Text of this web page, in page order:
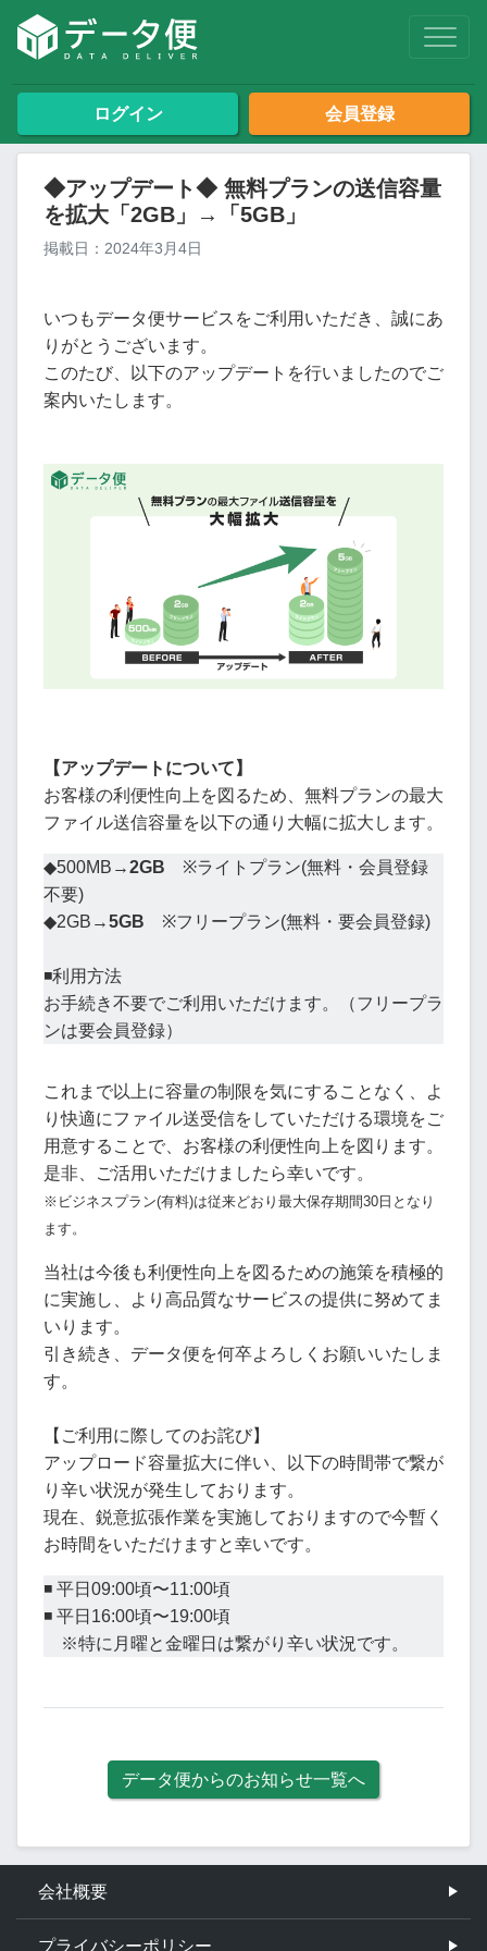
ログイン 会員登録
◆アップデート◆ 無料プランの送信容量
を拡大「2GB」→「5GB」
掲載日：2024年3月4日
いつもデータ便サービスをご利用いただき、誠にあ
りがとうございます。
このたび、以下のアップデートを行いましたのでご
案内いたします。
【アップデートについて】
お客様の利便性向上を図るため、無料プランの最大
ファイル送信容量を以下の通り大幅に拡大します。
◆500MB→2GB ※ライトプラン(無料・会員登録
不要)
◆2GB→5GB ※フリープラン(無料・要会員登録)
◾️利用方法
お手続き不要でご利用いただけます。（フリープラ
ンは要会員登録）
これまで以上に容量の制限を気にすることなく、よ
り快適にファイル送受信をしていただける環境をご
用意することで、お客様の利便性向上を図ります。
是非、ご活用いただけましたら幸いです。
※ビジネスプラン(有料)は従来どおり最大保存期間30日となり
ます。
当社は今後も利便性向上を図るための施策を積極的
に実施し、より高品質なサービスの提供に努めてま
いります。
引き続き、データ便を何卒よろしくお願いいたしま
す。
【ご利用に際してのお詫び】
アップロード容量拡大に伴い、以下の時間帯で繋が
り辛い状況が発生しております。
現在、鋭意拡張作業を実施しておりますので今暫く
お時間をいただけますと幸いです。
◾️ 平日09:00頃〜11:00頃
◾️ 平日16:00頃〜19:00頃
※特に月曜と金曜日は繋がり辛い状況です。
データ便からのお知らせ一覧へ
会社概要
プライバシーポリシー